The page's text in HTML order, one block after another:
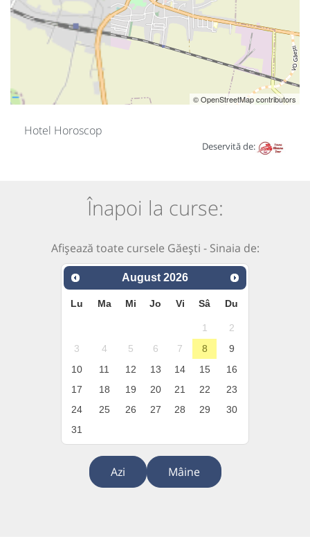
© OpenStreetMap contributors
Hotel Horoscop
Deservită de:
Înapoi la curse:
Afișează toate cursele Găești - Sinaia de:
August 2026
Lu Ma Mi Jo Vi Sâ Du
1
2
3
4 5 6 7 8
9
10
11 12 13 14 15
16
17
18 19 20 21 22
23
24
25 26 27 28 29
30
31
Azi Mâine